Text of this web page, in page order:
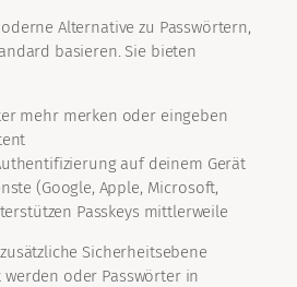
Alternative zu Passwörtern,
basieren. Sie bieten
mehr merken oder eingeben
auf deinem Gerät
(Google, Apple, Microsoft,
Passkeys mittlerweile
Sicherheitsebene
werden oder Passwörter in